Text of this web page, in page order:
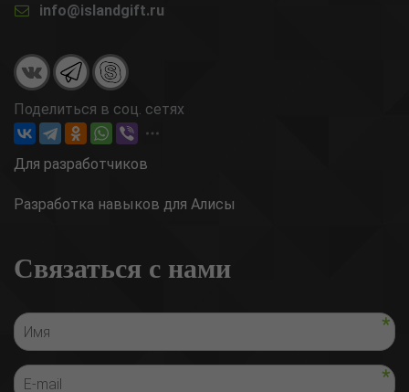
info@islandgift.ru
Поделиться в соц. сетях
Для разработчиков
Разработка навыков для Алисы
Связаться с нами